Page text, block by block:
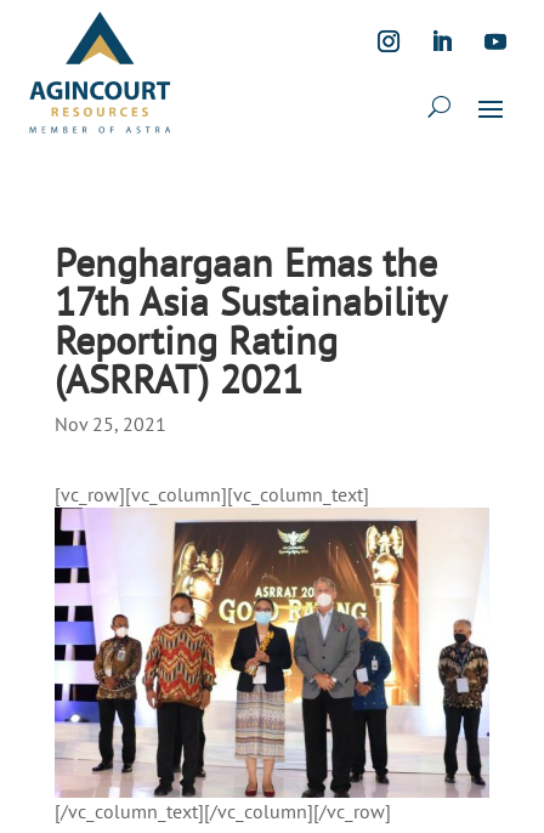
Penghargaan Emas the
17th Asia Sustainability
Reporting Rating
(ASRRAT) 2021
Nov 25, 2021
[vc_row][vc_column][vc_column_text]
[/vc_column_text][/vc_column][/vc_row]